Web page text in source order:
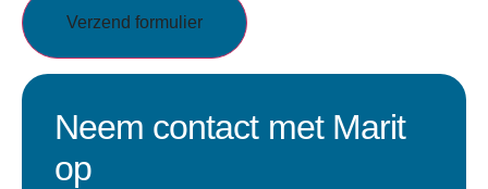
Neem contact met Marit
op